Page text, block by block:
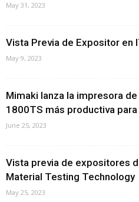
May 31, 2023
Vista Previa de Expositor en
May 9, 2023
Mimaki lanza la impresora
1800TS más productiva
June 25, 2023
Vista previa de expositores
Material Testing Technology
May 25, 2023